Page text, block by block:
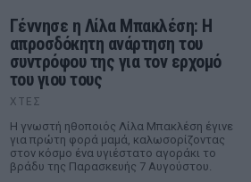
Γέννησε η Λίλα Μπακλέση: Η
απροσδόκητη ανάρτηση του
συντρόφου της για τον ερχομό
του γιου τους
ΧΤΕΣ
Η γνωστή ηθοποιός Λίλα Μπακλέση έγινε
για πρώτη φορά μαμά, καλωσορίζοντας
στον κόσμο ένα υγιέστατο αγοράκι το
βράδυ της Παρασκευής 7 Αυγούστου.